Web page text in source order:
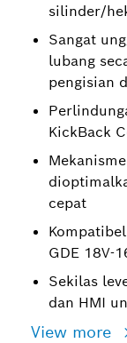
silinder/
Sangat
lubang
pengisian
KickBack
cepat
GDE 18V-
Sekilas
dan HMI
View more